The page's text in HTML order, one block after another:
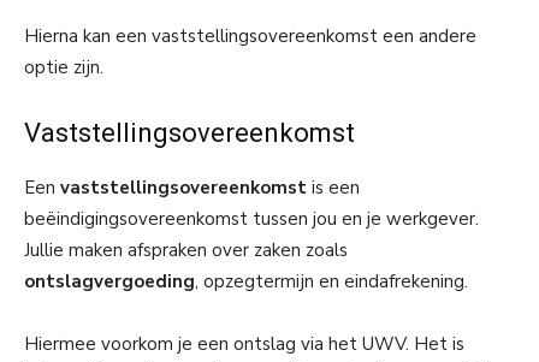
Hierna kan een vaststellingsovereenkomst een andere
optie zijn.
Vaststellingsovereenkomst
Een vaststellingsovereenkomst is een
beëindigingsovereenkomst tussen jou en je werkgever.
Jullie maken afspraken over zaken zoals
ontslagvergoeding, opzegtermijn en eindafrekening.
Hiermee voorkom je een ontslag via het UWV. Het is